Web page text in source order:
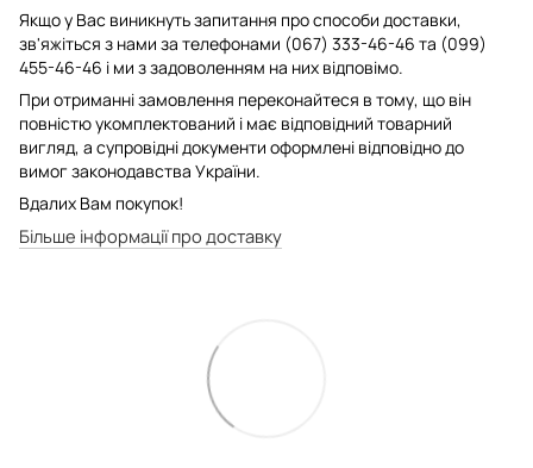
Якщо у Вас виникнуть запитання про способи доставки,
зв'яжіться з нами за телефонами (067) 333-46-46 та (099)
455-46-46 і ми з задоволенням на них відповімо.
При отриманні замовлення переконайтеся в тому, що він
повністю укомплектований і має відповідний товарний
вигляд, а супровідні документи оформлені відповідно до
вимог законодавства України.
Вдалих Вам покупок!
Більше інформації про доставку